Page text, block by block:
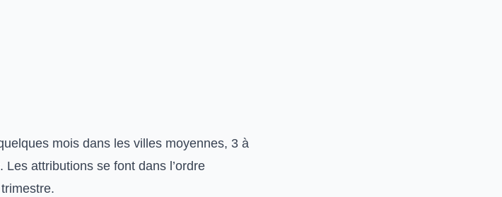
mois dans les villes moyennes, 3 à
attributions se font dans l’ordre